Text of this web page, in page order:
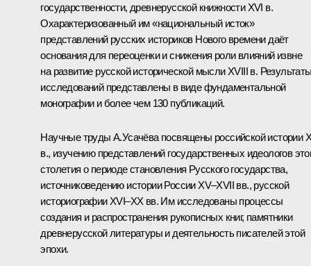
государственности, древнерусской книжности XVI в.
Охарактеризованный им «национальный исток»
представлений русских историков Нового времени даёт
основания для переоценки и снижения роли влияний извне
на развитие русской исторической мысли XVIII в.
исследований представлены в виде фундаментальной
монографии и более чем 130 публикаций.
Научные труды А.Усачёва посвящены российской истории
в., изучению представлений государственных идеологов
столетия о периоде становления Русского государства,
источниковедению истории России XV–XVII вв., русской
историографии XVI–XX вв. Им исследованы процессы
создания и распространения рукописных книг, памятники
древнерусской литературы и деятельность писателей этой
эпохи.